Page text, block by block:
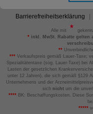
Barrierefreiheitserklärung
Alle mit
*inkl. MwSt. Rabatte gelten
**
*** Verkaufspreis gemäß Lauer-Taxe;
Spezialitätentaxe (sog. Lauer-Taxe) bei
Lasten der gesetzlichen
unter 12 Jahren), die sich gemäß §129
Unternehmens und der
sich nicht um die
****BK: Beschaffungskosten. Diese
*****